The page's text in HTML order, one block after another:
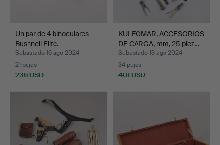
Un par de 4 binoculares
Bushnell Elite.
Subastado 16 ago 2024
21 pujas
236 USD
KULFOMAR, ACCESORIOS
DE CARGA, mm, 25 piez…
Subastado 13 ago 2024
34 pujas
401 USD